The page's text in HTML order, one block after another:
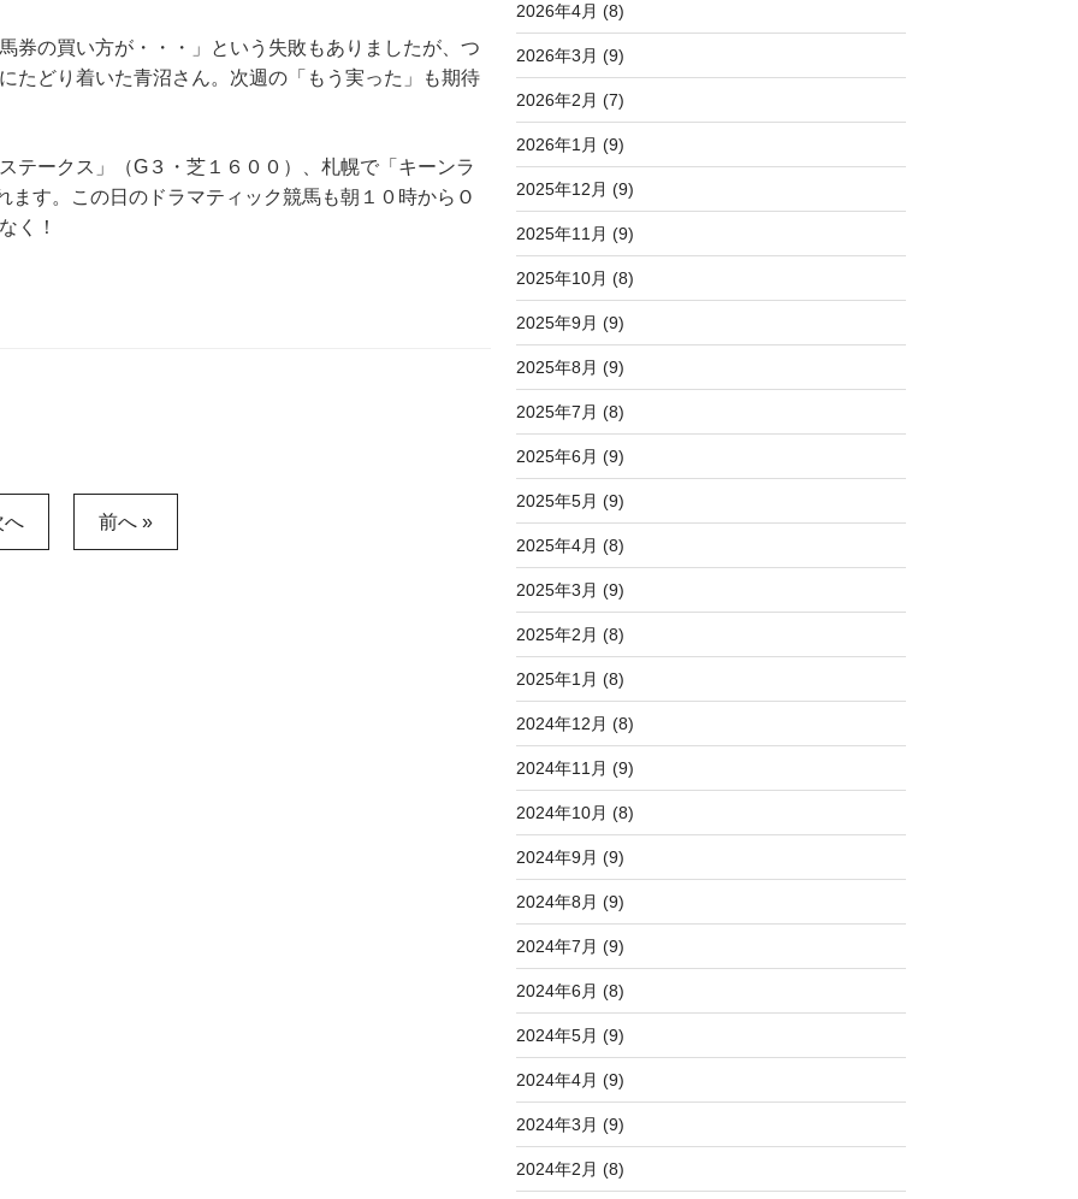
券の買い方が・・・」という失敗もありましたが、つ
たどり着いた青沼さん。次週の「もう実った」も期待
テークス」（G３・芝１６００）、札幌で「キーンラ
す。この日のドラマティック競馬も朝１０時からＯ
く！
へ 前へ »
2026年4月 (8)
2026年3月 (9)
2026年2月 (7)
2026年1月 (9)
2025年12月 (9)
2025年11月 (9)
2025年10月 (8)
2025年9月 (9)
2025年8月 (9)
2025年7月 (8)
2025年6月 (9)
2025年5月 (9)
2025年4月 (8)
2025年3月 (9)
2025年2月 (8)
2025年1月 (8)
2024年12月 (8)
2024年11月 (9)
2024年10月 (8)
2024年9月 (9)
2024年8月 (9)
2024年7月 (9)
2024年6月 (8)
2024年5月 (9)
2024年4月 (9)
2024年3月 (9)
2024年2月 (8)